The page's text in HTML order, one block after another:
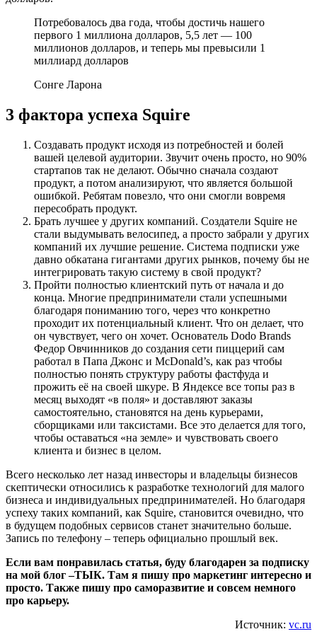
Потребовалось два года, чтобы достичь нашего
первого 1 миллиона долларов, 5,5 лет — 100
миллионов долларов, и теперь мы превысили 1
миллиард долларов
Сонге Ларона
3 фактора успеха Squire
Создавать продукт исходя из потребностей и болей
вашей целевой аудитории. Звучит очень просто, но 90%
стартапов так не делают. Обычно сначала создают
продукт, а потом анализируют, что является большой
ошибкой. Ребятам повезло, что они смогли вовремя
пересобрать продукт.
Брать лучшее у других компаний. Создатели Squire не
стали выдумывать велосипед, а просто забрали у других
компаний их лучшие решение. Система подписки уже
давно обкатана гигантами других рынков, почему бы не
интегрировать такую систему в свой продукт?
Пройти полностью клиентский путь от начала и до
конца. Многие предприниматели стали успешными
благодаря пониманию того, через что конкретно
проходит их потенциальный клиент. Что он делает, что
он чувствует, чего он хочет. Основатель Dodo Brands
Федор Овчинников до создания сети пиццерий сам
работал в Папа Джонс и McDonald’s, как раз чтобы
полностью понять структуру работы фастфуда и
прожить её на своей шкуре. В Яндексе все топы раз в
месяц выходят «в поля» и доставляют заказы
самостоятельно, становятся на день курьерами,
сборщиками или таксистами. Все это делается для того,
чтобы оставаться «на земле» и чувствовать своего
клиента и бизнес в целом.
Всего несколько лет назад инвесторы и владельцы бизнесов
скептически относились к разработке технологий для малого
бизнеса и индивидуальных предпринимателей. Но благодаря
успеху таких компаний, как Squire, становится очевидно, что
в будущем подобных сервисов станет значительно больше.
Запись по телефону – теперь официально прошлый век.
Если вам понравилась статья, буду благодарен за подписку
на мой блог –ТЫК. Там я пишу про маркетинг интересно и
просто. Также пишу про саморазвитие и совсем немного
про карьеру.
Источник: vc.ru